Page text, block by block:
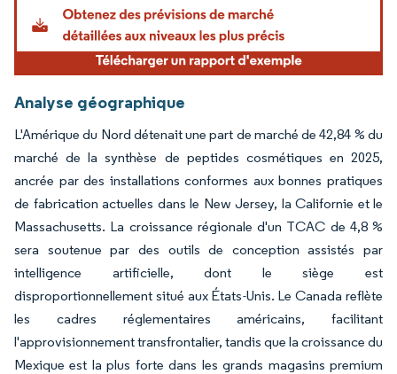
Analyse géographique
L'Amérique du Nord détenait une part de marché de 42,84 % du
marché de la synthèse de peptides cosmétiques en 2025,
ancrée par des installations conformes aux bonnes pratiques
de fabrication actuelles dans le New Jersey, la Californie et le
Massachusetts. La croissance régionale d'un TCAC de 4,8 %
sera soutenue par des outils de conception assistés par
intelligence artificielle, dont le siège est
disproportionnellement situé aux États-Unis. Le Canada reflète
les cadres réglementaires américains, facilitant
l'approvisionnement transfrontalier, tandis que la croissance du
Mexique est la plus forte dans les grands magasins premium